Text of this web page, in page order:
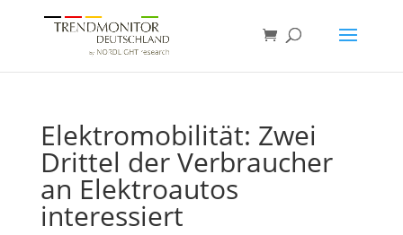
Elektromobilität: Zwei
Drittel der Verbraucher
an Elektroautos
interessiert